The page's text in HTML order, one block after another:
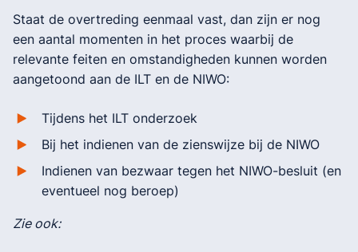
Staat de overtreding eenmaal vast, dan zijn er nog
een aantal momenten in het proces waarbij de
relevante feiten en omstandigheden kunnen worden
aangetoond aan de ILT en de NIWO:
Tijdens het ILT onderzoek
Bij het indienen van de zienswijze bij de NIWO
Indienen van bezwaar tegen het NIWO-besluit (en
eventueel nog beroep)
Zie ook: